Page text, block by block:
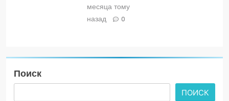
месяца тому
назад
0
Поиск
ПОИСК